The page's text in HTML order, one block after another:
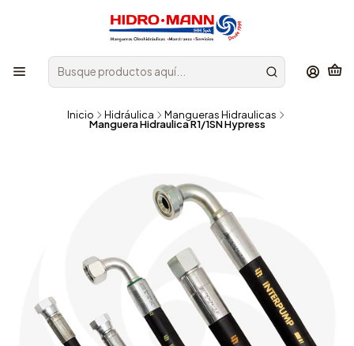
Inicio Hidráulica Mangueras Hidraulicas
Manguera Hidraulica R1/1SN Hypress